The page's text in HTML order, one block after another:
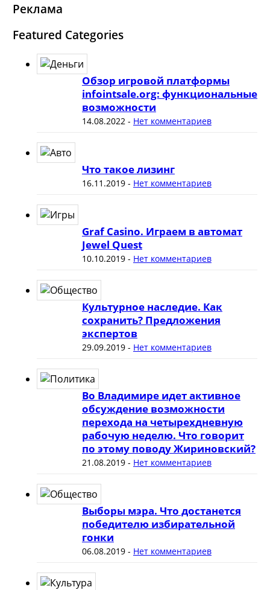
Реклама
Featured Categories
Обзор игровой платформы
infointsale.org: функциональные
возможности
14.08.2022- Нет комментариев
Что такое лизинг
16.11.2019- Нет комментариев
Graf Casino. Играем в автомат
Jewel Quest
10.10.2019- Нет комментариев
Культурное наследие. Как
сохранить? Предложения
экспертов
29.09.2019- Нет комментариев
Во Владимире идет активное
обсуждение возможности
перехода на четырехдневную
рабочую неделю. Что говорит
по этому поводу Жириновский?
21.08.2019- Нет комментариев
Выборы мэра. Что достанется
победителю избирательной
гонки
06.08.2019- Нет комментариев